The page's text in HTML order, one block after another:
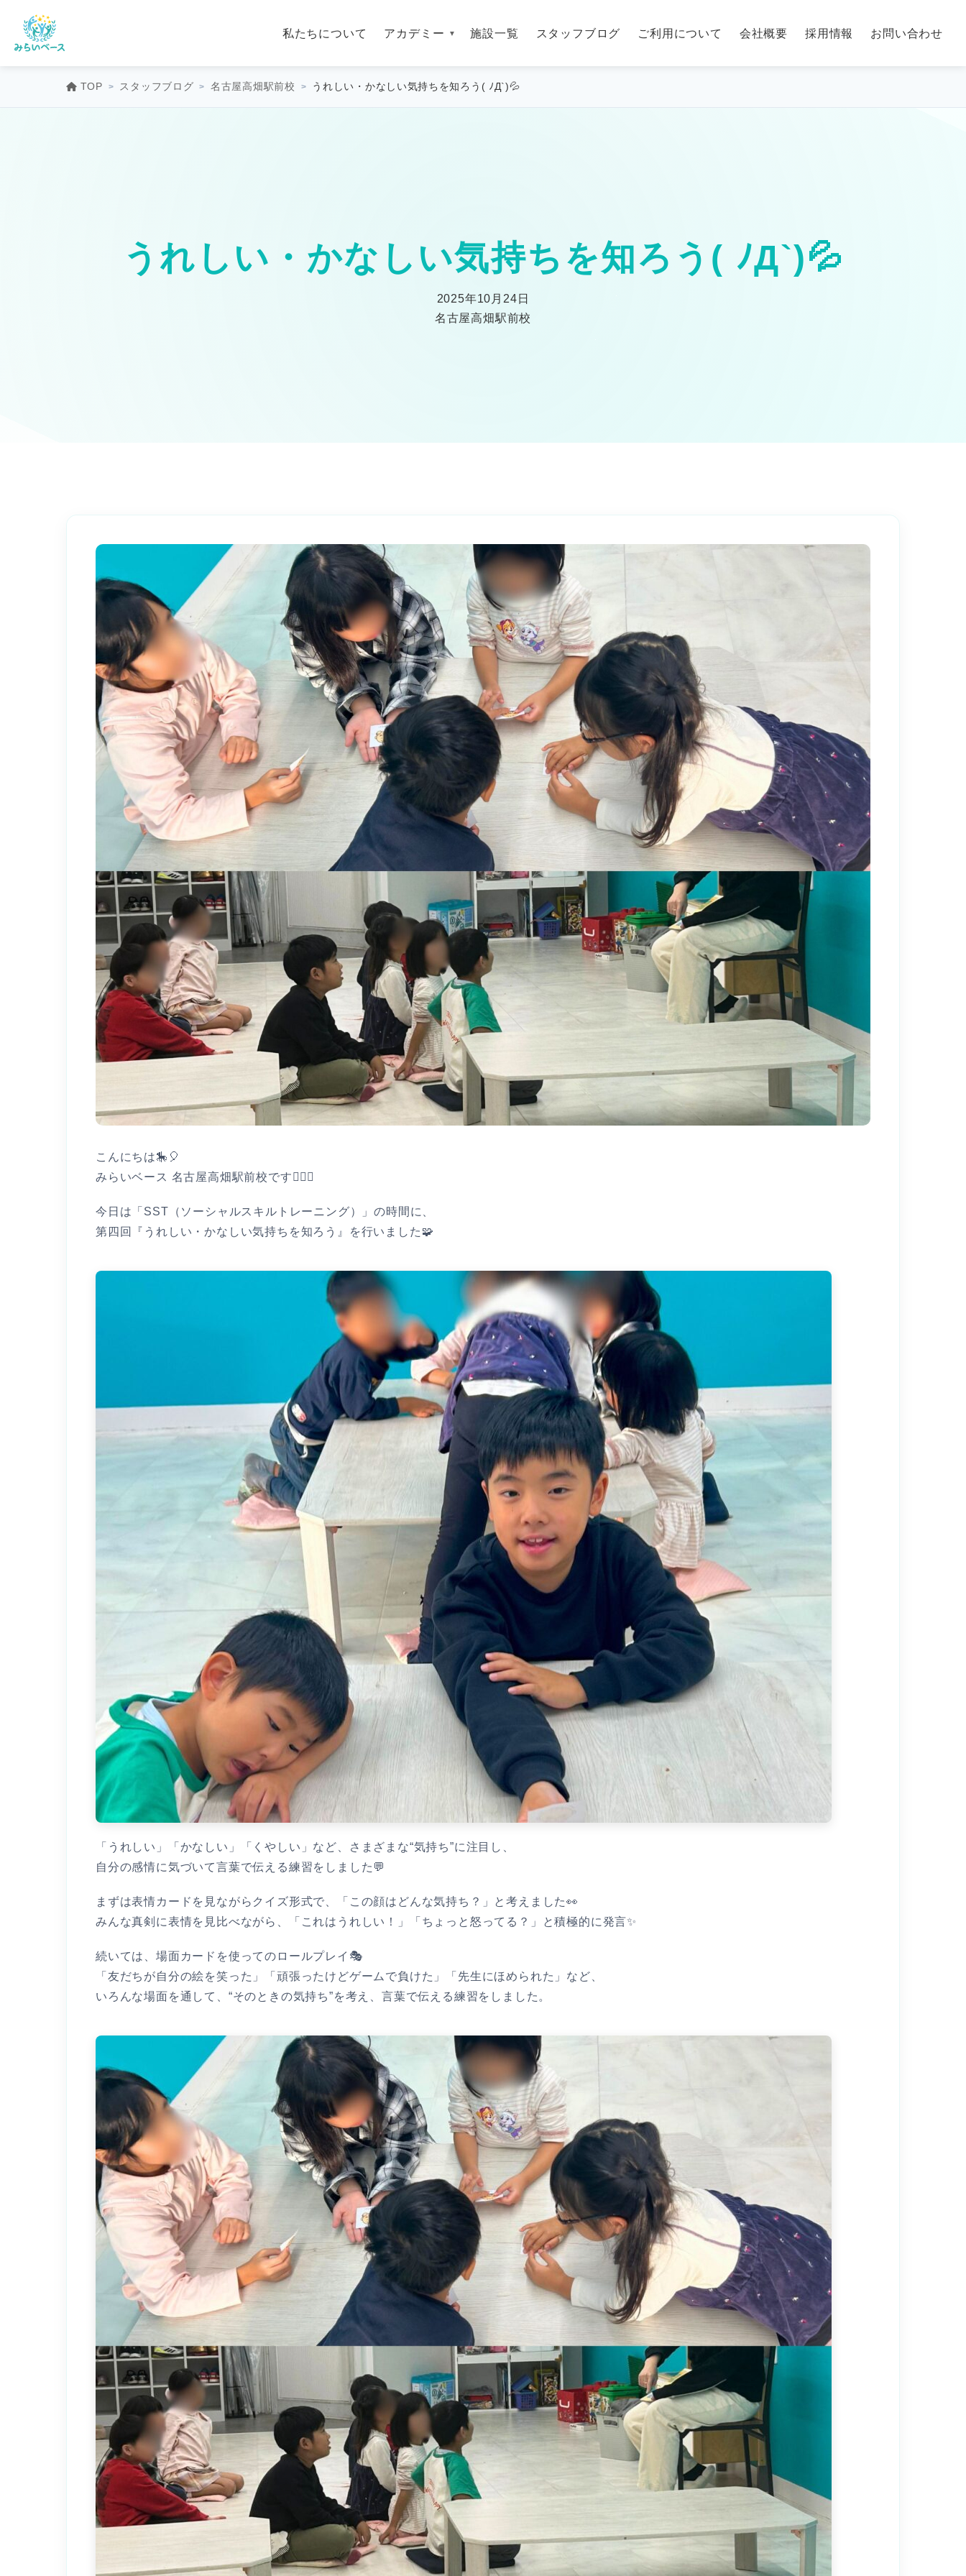
私たちについて アカデミー 施設一覧 スタッフブログ ご利用について 会社概要 採用情報 お問い合わせ
TOP スタッフブログ 名古屋高畑駅前校 うれしい・かなしい気持ちを知ろう( ﾉД`)💦
うれしい・かなしい気持ちを知ろう( ﾉД`)💦
2025年10月24日
名古屋高畑駅前校
こんにちは🎠🎈
みらいベース 名古屋高畑駅前校です👩🏻‍⚕️
今日は「SST（ソーシャルスキルトレーニング）」の時間に、
第四回『うれしい・かなしい気持ちを知ろう』を行いました🧩
「うれしい」「かなしい」「くやしい」など、さまざまな“気持ち”に注目し、
自分の感情に気づいて言葉で伝える練習をしました💬
まずは表情カードを見ながらクイズ形式で、「この顔はどんな気持ち？」と考えました👀
みんな真剣に表情を見比べながら、「これはうれしい！」「ちょっと怒ってる？」と積極的に発言✨
続いては、場面カードを使ってのロールプレイ🎭
「友だちが自分の絵を笑った」「頑張ったけどゲームで負けた」「先生にほめられた」など、
いろんな場面を通して、“そのときの気持ち”を考え、言葉で伝える練習をしました。